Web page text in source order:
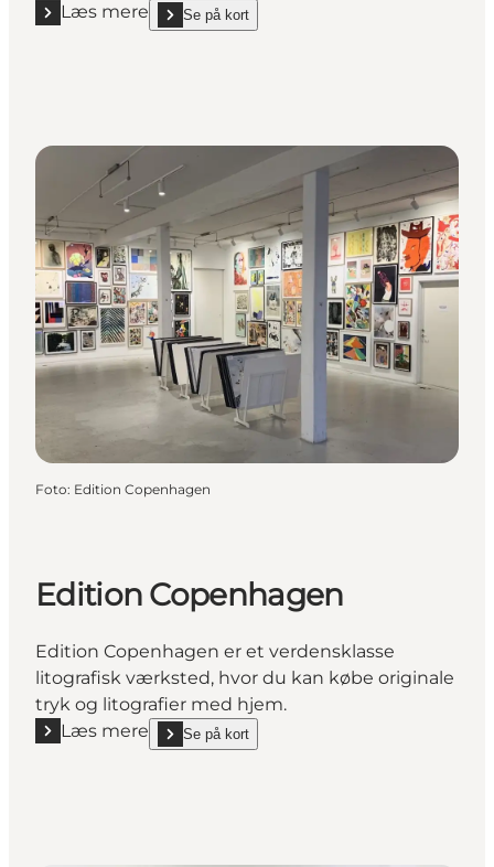
Læs mere
Læs mere "Ruby Atelier"
Se på kort
show Ruby Atelier on_map
Foto: Edition Copenhagen
Edition Copenhagen
Edition Copenhagen er et verdensklasse
litografisk værksted, hvor du kan købe originale
tryk og litografier med hjem.
Læs mere
Læs mere "Edition Copenhagen"
Se på kort
show Edition Copenhagen on_map